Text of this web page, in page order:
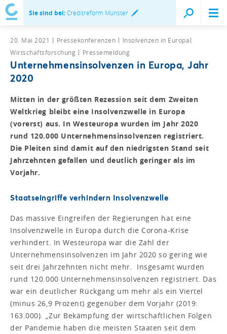
Sie sind bei:Creditreform Münster
20. Mai 2021 Pressekonferenzen
Insolvenzen in Europa
Wirtschaftsforschung
Pressemeldung
Unternehmensinsolvenzen in Europa, Jahr
2020
Mitten in der größten Rezession seit dem Zweiten
Weltkrieg bleibt eine Insolvenzwelle in Europa
(vorerst) aus. In Westeuropa wurden im Jahr 2020
rund 120.000 Unternehmensinsolvenzen registriert.
Die Pleiten sind damit auf den niedrigsten Stand seit
Jahrzehnten gefallen und deutlich geringer als im
Vorjahr.
Staatseingriffe verhindern Insolvenzwelle
Das massive Eingreifen der Regierungen hat eine
Insolvenzwelle in Europa durch die Corona-Krise
verhindert. In Westeuropa war die Zahl der
Unternehmensinsolvenzen im Jahr 2020 so gering wie
seit drei Jahrzehnten nicht mehr. Insgesamt wurden
rund 120.000 Unternehmensinsolvenzen registriert. Das
war ein deutlicher Rückgang um mehr als ein Viertel
(minus 26,9 Prozent) gegenüber dem Vorjahr (2019:
163.000). „Zur Bekämpfung der wirtschaftlichen Folgen
der Pandemie haben die meisten Staaten seit dem